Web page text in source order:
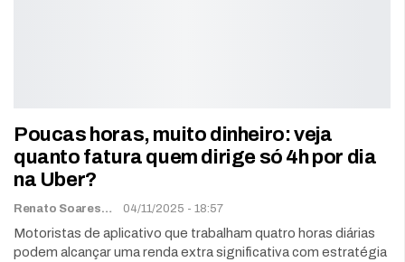
Poucas horas, muito dinheiro: veja
quanto fatura quem dirige só 4h por dia
na Uber?
Renato Soares 04/11/2025 - 18:57
Motoristas de aplicativo que trabalham quatro horas diárias
podem alcançar uma renda extra significativa com estratégia